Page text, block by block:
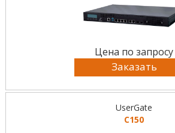
Цена по запросу
Заказать
UserGate
C150